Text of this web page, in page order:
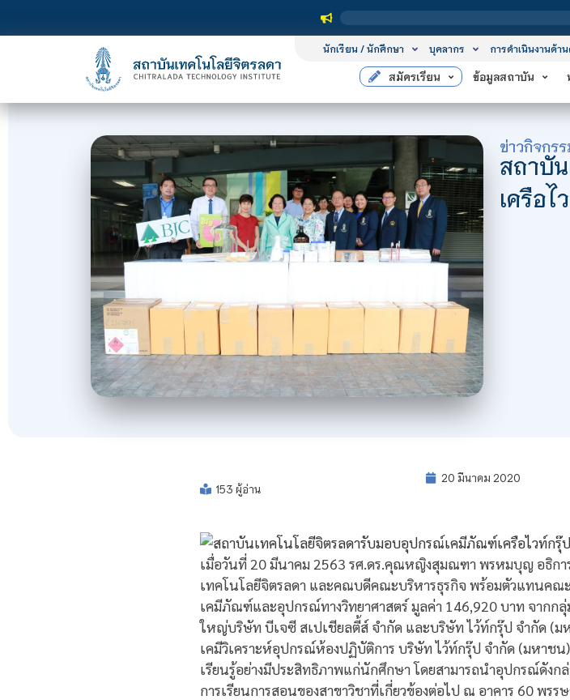
นักเรียน / นักศึกษา บุคลากร การดำเนินงานด้า
สมัครเรียน ข้อมูลสถาบัน
ข่าวกิจกร
สถาบั
เครือไ
153 ผู้อ่าน
20 มีนาคม 2020
เมื่อวันที่ 20 มีนาคม 2563 รศ.ดร.คุณหญิงสุมณฑา พรหมบุญ อธิกา
เทคโนโลยีจิตรลดา และคณบดีคณะบริหารธุรกิจ พร้อมตัวแทนค
เคมีภัณฑ์และอุปกรณ์ทางวิทยาศาสตร์ มูลค่า 146,920 บาท จากก
ใหญ่บริษัท บีเจซี สเปเชียลตี้ส์ จำกัด และบริษัท ไว้ท์กรุ๊ป จำกัด (
เคมีวิเคราะห์อุปกรณ์ห้องปฏิบัติการ บริษัท ไว้ท์กรุ๊ป จำกัด (มหาช
เรียนรู้อย่างมีประสิทธิภาพแก่นักศึกษา โดยสามารถนำอุปกรณ์ดัง
การเรียนการสอนของสาขาวิชาที่เกี่ยวข้องต่อไป ณ อาคาร 60 พ